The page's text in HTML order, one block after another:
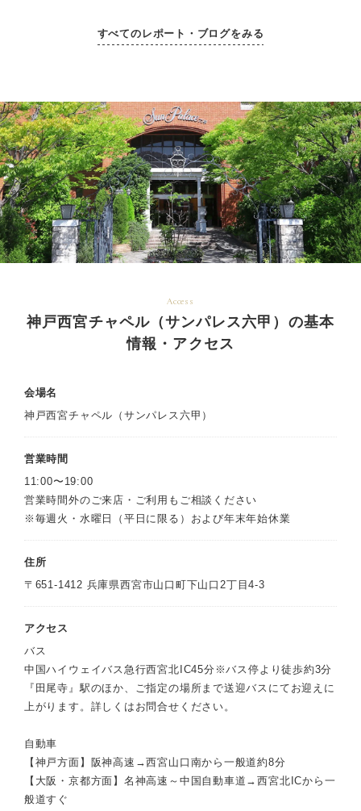
ャペルも可愛く綺麗で、こ
スタッフの皆さま、人生の
大切な節目に素敵な思い出
を作ってくださり、本当に
ありがとうございました。
すべてのレポート・ブログをみる
Access
神戸西宮チャペル（サンパレス六甲）の基本
情報・アクセス
会場名
神戸西宮チャペル（サンパレス六甲）
営業時間
11:00〜19:00
営業時間外のご来店・ご利用もご相談ください
※毎週火・水曜日（平日に限る）および年末年始休業
住所
〒651-1412 兵庫県西宮市山口町下山口2丁目4-3
アクセス
バス
中国ハイウェイバス急行西宮北IC45分※バス停より徒歩約3分
『田尾寺』駅のほか、ご指定の場所まで送迎バスにてお迎えに
上がります。詳しくはお問合せください。
自動車
【神戸方面】阪神高速→西宮山口南から一般道約8分
【大阪・京都方面】名神高速～中国自動車道→西宮北ICから一
般道すぐ